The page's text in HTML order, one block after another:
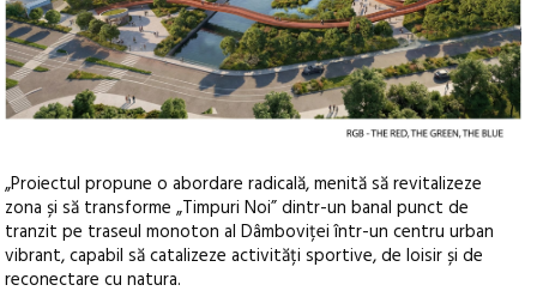
„Proiectul propune o abordare radicală, menită să revitalizeze
zona și să transforme „Timpuri Noi” dintr-un banal punct de
tranzit pe traseul monoton al Dâmboviței într-un centru urban
vibrant, capabil să catalizeze activități sportive, de loisir și de
reconectare cu natura.